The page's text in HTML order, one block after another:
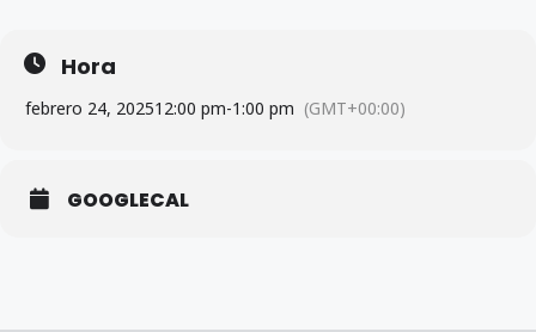
Hora
febrero 24, 202512:00 pm-1:00 pm (GMT+00:00)
GOOGLECAL